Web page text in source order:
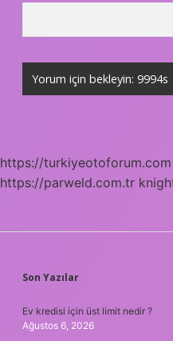
https://turkiyeotoforum.com
https://parweld.com.tr
SIDEBAR
Son Yazılar
Ev kredisi için üst limit nedir ?
Ağustos 6, 2026